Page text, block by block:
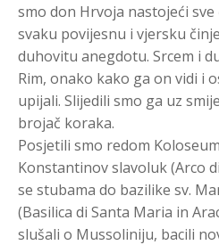
smo don Hrvoja nastojeći
svaku povijesnu i vjersku
duhovitu anegdotu. Srcem i
Rim, onako kako ga on vidi i
upijali. Slijedili smo ga uz
brojač koraka.
Posjetili smo redom
Konstantinov slavoluk (Arco
se stubama do bazilike sv.
(Basilica di Santa Maria in
slušali o Mussoliniju, bacili